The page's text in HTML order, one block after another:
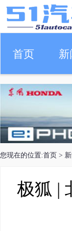
首页 新
车生活
您现在的位置:首页 >
极狐 |